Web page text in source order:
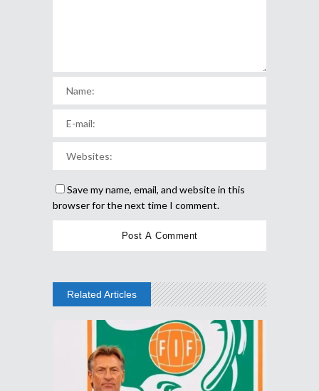
Save my name, email, and website in this
browser for the next time I comment.
Related Articles